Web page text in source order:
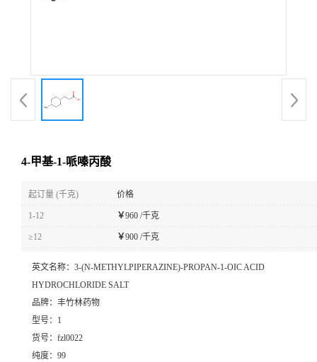
4-甲基-1-哌嗪丙酸
起订量 (千克) 价格
1-12 ￥960 /千克
≥12 ￥900 /千克
英文名称： 3-(N-METHYLPIPERAZINE)-PROPAN-1-OIC ACID
HYDROCHLORIDE SALT
品牌： 丰竹林药物
型号： 1
货号： fzl0022
纯度： 99